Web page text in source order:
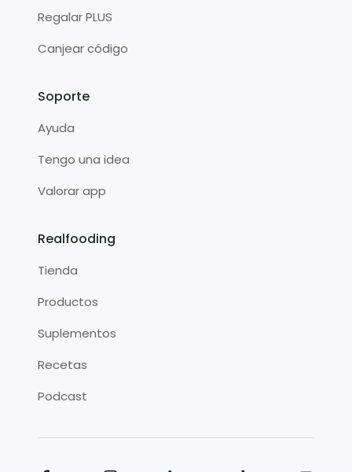
Regalar PLUS
Canjear código
Soporte
Ayuda
Tengo una idea
Valorar app
Realfooding
Tienda
Productos
Suplementos
Recetas
Podcast